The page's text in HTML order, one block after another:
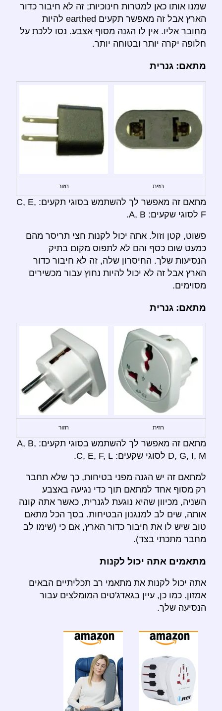
שמנו אותו כאן למטרות חינוכיות; זה לא חיבור כדור
הארץ אבל זה מאפשר תקעים earthed להיות
מחובר אליו. אין לו הגנה מסוף אצבע. נסו ללכת על
חלופה יקרה יותר ובטוחה יותר.
מתאם: גנרית
חזית חזור
מתאם זה מאפשר לך להשתמש בסוגי תקעים: C, E,
F לסוגי שקעים: A, B.
פשוט, קטן וזול. אתה יכול לקנות חצי תריסר מהם
כמעט שום כסף והם לא לתפוס מקום בתיק
הנסיעות שלך. החיסרון שלה, זה לא חיבור כדור
הארץ אבל זה לא יכול להיות נחוץ עבור מכשירים
מסוימים.
מתאם: גנרית
חזית חזור
מתאם זה מאפשר לך להשתמש בסוגי תקעים: A, B,
D, G, I, M לסוגי שקעים: C, E, F, L.
למתאם זה יש הגנה מפני בטיחות, כך שלא תחבר
רק מסוף אחד למתאם תוך כדי נגיעה באצבע
השניה, מכיוון שהיא נוגעת לגנרית, כאשר אתה קונה
אותה, שים לב למנגנון הבטיחות. בסך הכל מתאם
טוב שיש לו את חיבור כדור הארץ, אם כי (שימו לב
מחבר מתכתי בצד).
מתאמים אתה יכול לקנות
אתה יכול לקנות את מתאמי רב תכליתיים הבאים
אמזון. כמו כן, עיין בגאדג'טים המומלצים עבור
הנסיעה שלך.